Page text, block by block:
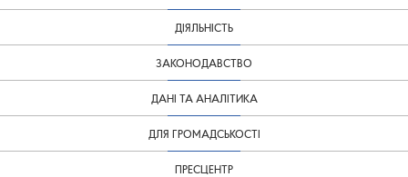
ДІЯЛЬНІСТЬ
ЗАКОНОДАВСТВО
ДАНІ ТА АНАЛІТИКА
ДЛЯ ГРОМАДСЬКОСТІ
ПРЕСЦЕНТР